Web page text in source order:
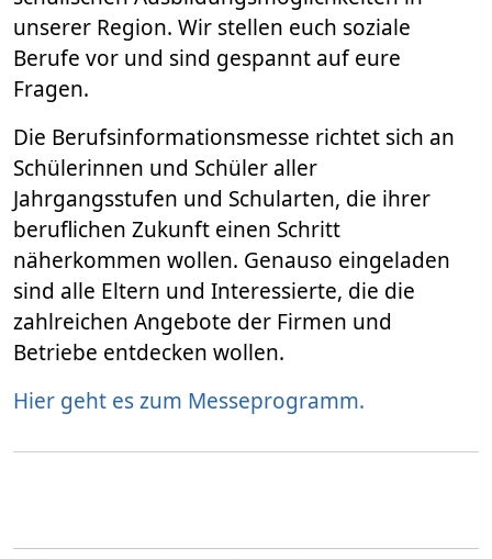
unserer Region. Wir stellen euch soziale
Berufe vor und sind gespannt auf eure
Fragen.
Die Berufsinformationsmesse richtet sich an
Schülerinnen und Schüler aller
Jahrgangsstufen und Schularten, die ihrer
beruflichen Zukunft einen Schritt
näherkommen wollen. Genauso eingeladen
sind alle Eltern und Interessierte, die die
zahlreichen Angebote der Firmen und
Betriebe entdecken wollen.
Hier geht es zum Messeprogramm.